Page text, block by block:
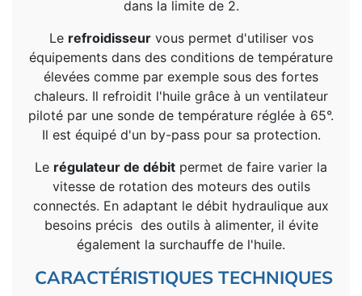
dans la limite de 2.
Le refroidisseurvous permet d'utiliser vos
équipements dans des conditions de température
élevées comme par exemple sous des fortes
chaleurs. Il refroidit l'huile grâce à un ventilateur
piloté par une sonde de température réglée à 65°.
Il est équipé d'un by-pass pour sa protection.
Le régulateur de débit permet de faire varier la
vitesse de rotation des moteurs des outils
connectés. En adaptant le débit hydraulique aux
besoins précis des outils à alimenter, il évite
également la surchauffe de l'huile.
CARACTÉRISTIQUES TECHNIQUES